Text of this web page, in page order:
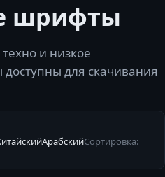
шрифты
и низкое
для скачивания
АрабскийСортировка: